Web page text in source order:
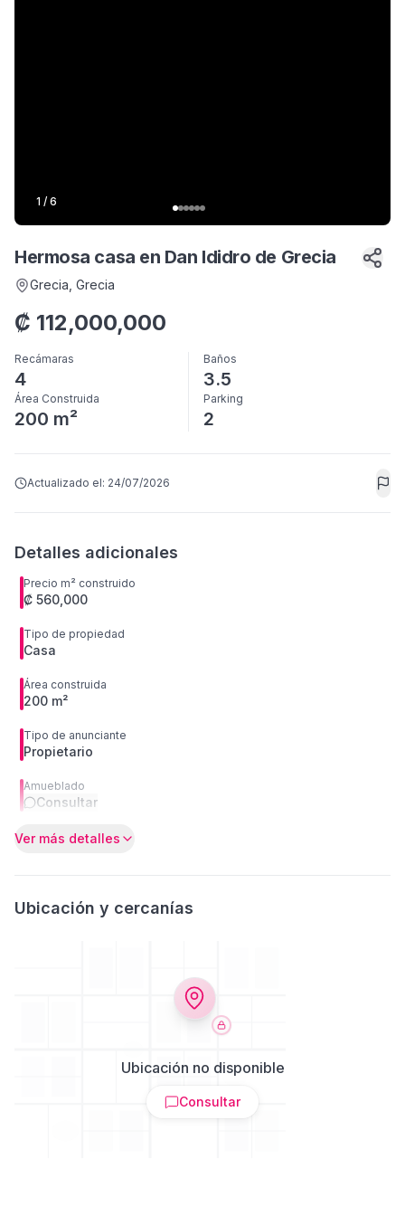
1 / 6
Hermosa casa en Dan Ididro de Grecia
Grecia , Grecia
₡ 112,000,000
Recámaras
4
Baños
3.5
Área Construida
200 m²
Parking
2
Actualizado el: 24/07/2026
Detalles adicionales
Precio m² construido
₡ 560,000
Tipo de propiedad
Casa
Área construida
200 m²
Tipo de anunciante
Propietario
Amueblado
Consultar
Ver más detalles
Ubicación y cercanías
Ubicación no disponible
Consultar